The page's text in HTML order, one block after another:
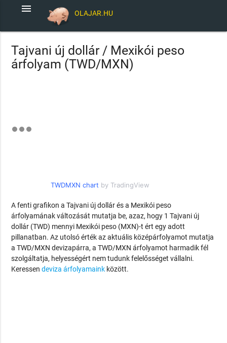
OLAJAR.HU
menu
Tajvani új dollár / Mexikói peso
árfolyam (TWD/MXN)
TWDMXN chart by TradingView
A fenti grafikon a Tajvani új dollár és a Mexikói peso
árfolyamának változását mutatja be, azaz, hogy 1 Tajvani új
dollár (TWD) mennyi Mexikói peso (MXN)-t ért egy adott
pillanatban. Az utolsó érték az aktuális középárfolyamot mutatja
a TWD/MXN devizapárra, a TWD/MXN árfolyamot harmadik fél
szolgáltatja, helyességért nem tudunk felelősséget vállalni.
Keressendeviza árfolyamaink között.